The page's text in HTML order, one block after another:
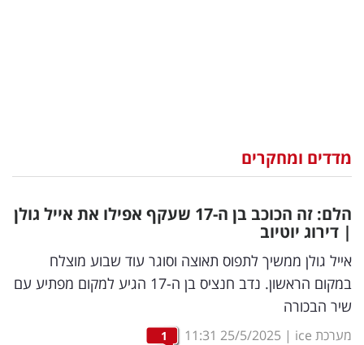
וצרכנות
דיגיטל
וטק
שיווק
ופרסום
מדדים ומחקרים
הלם: זה הכוכב בן ה-17 שעקף אפילו את אייל גולן
| דירוג יוטיוב
אייל גולן ממשיך לתפוס תאוצה וסוגר עוד שבוע מוצלח
במקום הראשון. נדב חנציס בן ה-17 הגיע למקום מפתיע עם
שיר הבכורה
מערכת ice |
25/5/2025
11:31
1